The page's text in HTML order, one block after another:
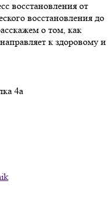
восстановления от
восстановления до
о том, как
к здоровому и
4а